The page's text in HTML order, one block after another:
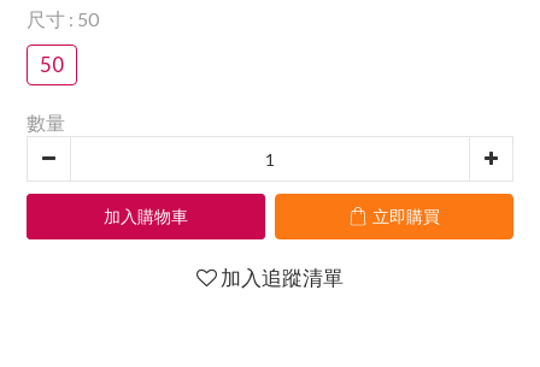
尺寸 : 50
50
數量
加入購物車 立即購買
加入追蹤清單